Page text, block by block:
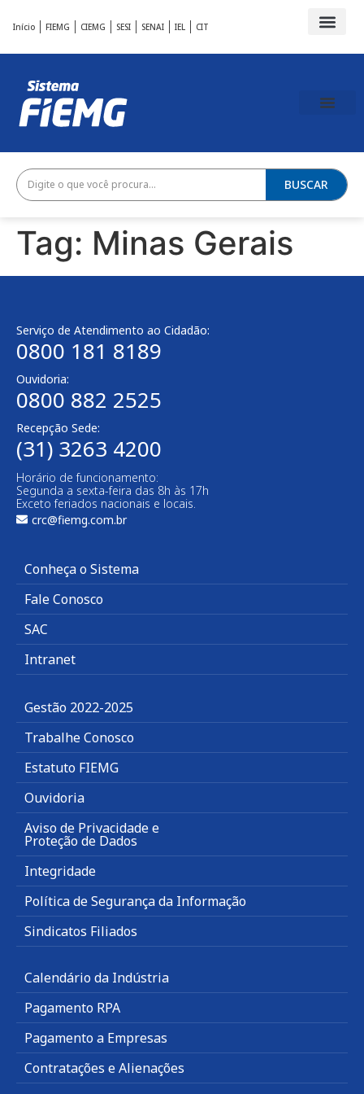
Início FIEMG CIEMG SESI SENAI IEL CIT
BUSCAR
Tag: Minas Gerais
Serviço de Atendimento ao Cidadão:
0800 181 8189
Ouvidoria:
0800 882 2525
Recepção Sede:
(31) 3263 4200
Horário de funcionamento:
Segunda a sexta-feira das 8h às 17h
Exceto feriados nacionais e locais.
crc@fiemg.com.br
Conheça o Sistema
Fale Conosco
SAC
Intranet
Gestão 2022-2025
Trabalhe Conosco
Estatuto FIEMG
Ouvidoria
Aviso de Privacidade e
Proteção de Dados
Integridade
Política de Segurança da Informação
Sindicatos Filiados
Calendário da Indústria
Pagamento RPA
Pagamento a Empresas
Contratações e Alienações